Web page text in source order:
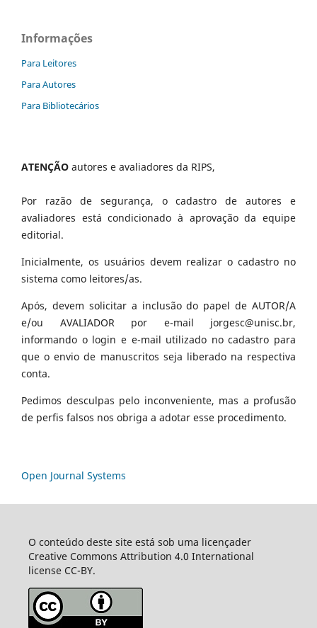
Informações
Para Leitores
Para Autores
Para Bibliotecários
ATENÇÃO autores e avaliadores da RIPS,
Por razão de segurança, o cadastro de autores e
avaliadores está condicionado à aprovação da equipe
editorial.
Inicialmente, os usuários devem realizar o cadastro no
sistema como leitores/as.
Após, devem solicitar a inclusão do papel de AUTOR/A
e/ou AVALIADOR por e-mail jorgesc@unisc.br,
informando o login e e-mail utilizado no cadastro para
que o envio de manuscritos seja liberado na respectiva
conta.
Pedimos desculpas pelo inconveniente, mas a profusão
de perfis falsos nos obriga a adotar esse procedimento.
Open Journal Systems
O conteúdo deste site está sob uma licençader
Creative Commons Attribution 4.0 International
license CC-BY.